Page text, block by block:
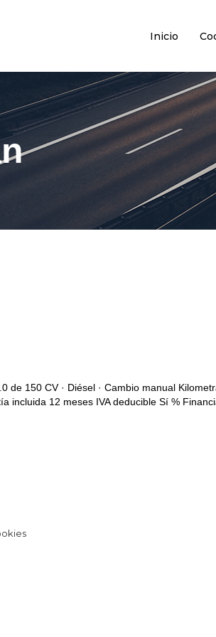
Inicio
de 150 CV · Diésel · Cambio manual
incluida 12 meses IVA deducible Sí %